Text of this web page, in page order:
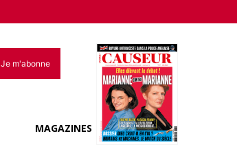
Je m'abonne
MAGAZINES